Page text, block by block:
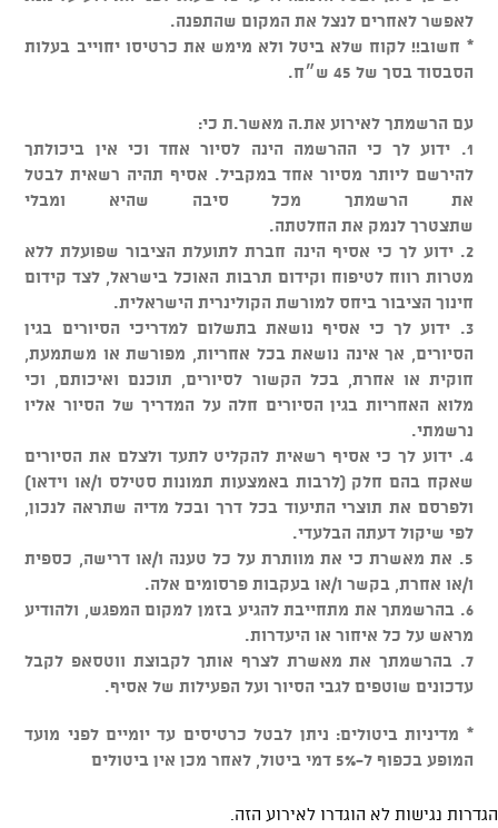
לאפשר לאחרים לנצל את המקום שהתפנה.
* חשוב!! לקוח שלא ביטל ולא מימש את כרטיסו יחוייב בעלות
הסבסוד בסך של 45 ש״ח.
עם הרשמתך לאירוע את.ה מאשר.ת כי:
1. ידוע לך כי ההרשמה הינה לסיור אחד וכי אין ביכולתך
להירשם ליותר מסיור אחד במקביל. אסיף תהיה רשאית לבטל
את הרשמתך מכל סיבה שהיא ומבלי
שתצטרך לנמק את החלטתה.
2. ידוע לך כי אסיף הינה חברת לתועלת הציבור שפועלת ללא
מטרות רווח לטיפוח וקידום תרבות האוכל בישראל, לצד קידום
חינוך הציבור ביחס למורשת הקולינרית הישראלית.
3. ידוע לך כי אסיף נושאת בתשלום למדריכי הסיורים בגין
הסיורים, אך אינה נושאת בכל אחריות, מפורשת או משתמעת,
חוקית או אחרת, בכל הקשור לסיורים, תוכנם ואיכותם, וכי
מלוא האחריות בגין הסיורים חלה על המדריך של הסיור אליו
נרשמתי.
4. ידוע לך כי אסיף רשאית להקליט לתעד ולצלם את הסיורים
שאקח בהם חלק (לרבות באמצעות תמונות סטילס ו/או וידאו)
ולפרסם את תוצרי התיעוד בכל דרך ובכל מדיה שתראה לנכון,
לפי שיקול דעתה הבלעדי.
5. את מאשרת כי את מוותרת על כל טענה ו/או דרישה, כספית
ו/או אחרת, בקשר ו/או בעקבות פרסומים אלה.
6. בהרשמתך את מתחייבת להגיע בזמן למקום המפגש, ולהודיע
מראש על כל איחור או היעדרות.
7. בהרשמתך את מאשרת לצרף אותך לקבוצת ווטסאפ לקבל
עדכונים שוטפים לגבי הסיור ועל הפעילות של אסיף.
* מדיניות ביטולים: ניתן לבטל כרטיסים עד יומיים לפני מועד
המופע בכפוף ל-5% דמי ביטול, לאחר מכן אין ביטולים
הגדרות נגישות לא הוגדרו לאירוע הזה.